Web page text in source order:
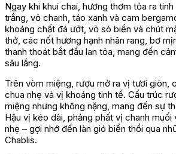
Ngay khi khui chai, hương thơm tỏa ra
trắng, vỏ chanh, táo xanh và cam
khoáng chất đá ướt, vỏ sò biển và chút
thở, các nốt hương hạnh nhân rang, bơ
thanh thoát bắt đầu lan tỏa, mang đến
sâu lắng.
Trên vòm miệng, rượu mở ra vị tươi giòn,
chua nhẹ và vị khoáng tinh tế. Cấu trúc
miệng nhưng không nặng, mang đến sự
Hậu vị kéo dài, phảng phất vị chanh muối
nhẹ – gợi nhớ đến làn gió biển thổi qua
Chablis.